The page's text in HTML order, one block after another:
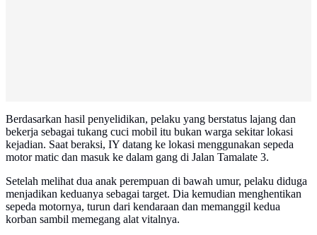
Berdasarkan hasil penyelidikan, pelaku yang berstatus lajang dan
bekerja sebagai tukang cuci mobil itu bukan warga sekitar lokasi
kejadian. Saat beraksi, IY datang ke lokasi menggunakan sepeda
motor matic dan masuk ke dalam gang di Jalan Tamalate 3.
Setelah melihat dua anak perempuan di bawah umur, pelaku diduga
menjadikan keduanya sebagai target. Dia kemudian menghentikan
sepeda motornya, turun dari kendaraan dan memanggil kedua
korban sambil memegang alat vitalnya.